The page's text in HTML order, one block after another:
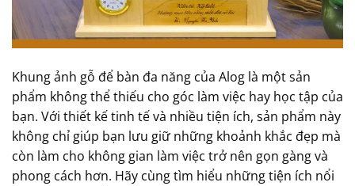
Khung ảnh gỗ để bàn đa năng của Alog là một sản
phẩm không thể thiếu cho góc làm việc hay học tập của
bạn. Với thiết kế tinh tế và nhiều tiện ích, sản phẩm này
không chỉ giúp bạn lưu giữ những khoảnh khắc đẹp mà
còn làm cho không gian làm việc trở nên gọn gàng và
phong cách hơn. Hãy cùng tìm hiểu những tiện ích nổi